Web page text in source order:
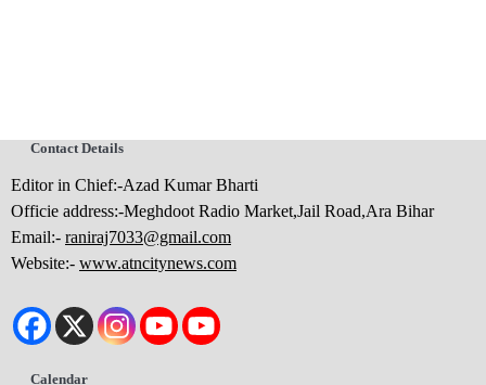
Contact Details
Editor in Chief:-Azad Kumar Bharti
Officie address:-Meghdoot Radio Market,Jail Road,Ara Bihar
Email:- raniraj7033@gmail.com
Website:- www.atncitynews.com
Calendar